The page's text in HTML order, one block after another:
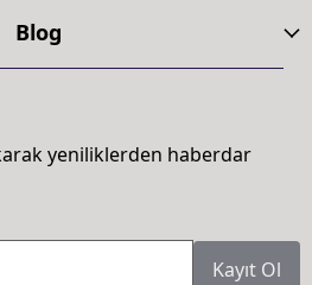
Blog
yeniliklerden haberdar
Kayıt Ol